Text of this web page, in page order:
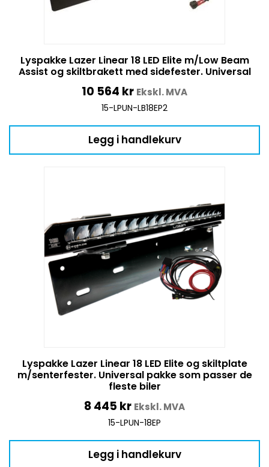
Lyspakke Lazer Linear 18 LED Elite m/Low Beam
Assist og skiltbrakett med sidefester. Universal
10 564 kr Ekskl. MVA
15-LPUN-LB18EP2
Legg i handlekurv
Lyspakke Lazer Linear 18 LED Elite og skiltplate
m/senterfester. Universal pakke som passer de
fleste biler
8 445 kr Ekskl. MVA
15-LPUN-18EP
Legg i handlekurv